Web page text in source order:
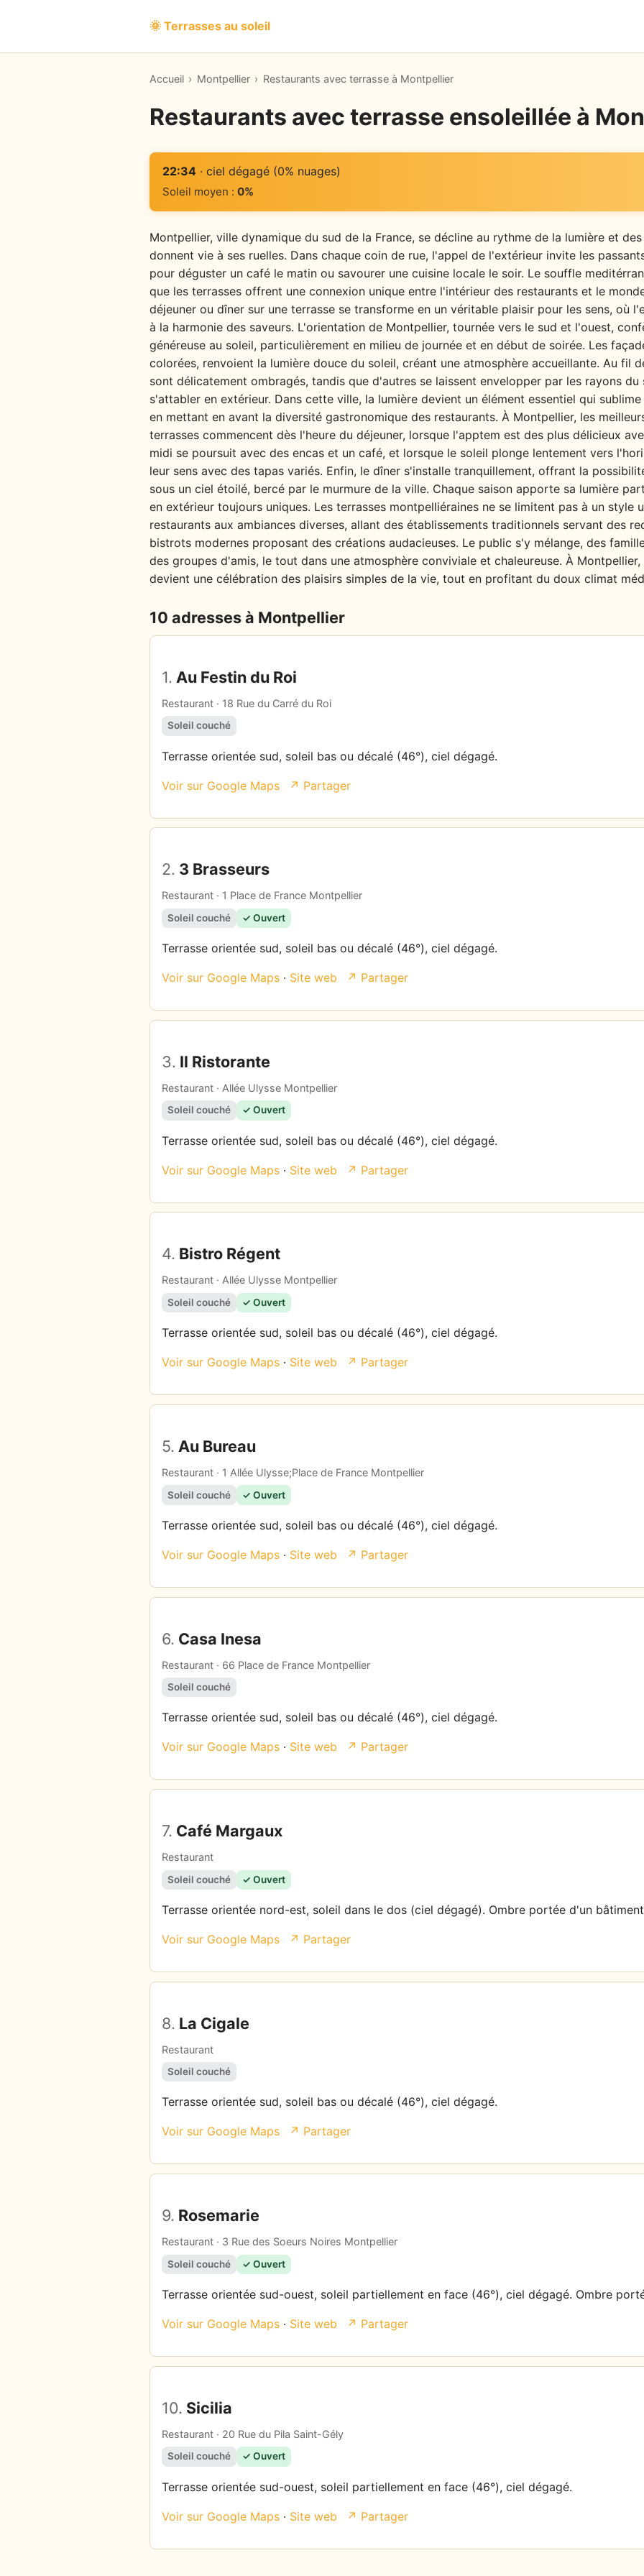
🌞 Terrasses au soleil
Accueil › Montpellier › Restaurants avec terrasse à Montpellier
Restaurants avec terrasse ensoleillée à
22:34· ciel dégagé (0% nuages)
Soleil moyen : 0%
Montpellier, ville dynamique du sud de la France, se décline au rythme de la lumière et
donnent vie à ses ruelles. Dans chaque coin de rue, l'appel de l'extérieur invite les
pour déguster un café le matin ou savourer une cuisine locale le soir. Le souffle
que les terrasses offrent une connexion unique entre l'intérieur des restaurants et le
déjeuner ou dîner sur une terrasse se transforme en un véritable plaisir pour les sens, où
à la harmonie des saveurs. L'orientation de Montpellier, tournée vers le sud et l'ouest,
généreuse au soleil, particulièrement en milieu de journée et en début de soirée. Les
colorées, renvoient la lumière douce du soleil, créant une atmosphère accueillante. Au fil
sont délicatement ombragés, tandis que d'autres se laissent envelopper par les rayons
s'attabler en extérieur. Dans cette ville, la lumière devient un élément essentiel qui
en mettant en avant la diversité gastronomique des restaurants. À Montpellier, les
terrasses commencent dès l'heure du déjeuner, lorsque l'apptem est des plus délicieux
midi se poursuit avec des encas et un café, et lorsque le soleil plonge lentement vers
leur sens avec des tapas variés. Enfin, le dîner s'installe tranquillement, offrant la
sous un ciel étoilé, bercé par le murmure de la ville. Chaque saison apporte sa lumière
en extérieur toujours uniques. Les terrasses montpelliéraines ne se limitent pas à un style
restaurants aux ambiances diverses, allant des établissements traditionnels servant des
bistrots modernes proposant des créations audacieuses. Le public s'y mélange, des
des groupes d'amis, le tout dans une atmosphère conviviale et chaleureuse. À
devient une célébration des plaisirs simples de la vie, tout en profitant du doux climat
10 adresses à Montpellier
1. Au Festin du Roi
Restaurant · 18 Rue du Carré du Roi
Soleil couché
Terrasse orientée sud, soleil bas ou décalé (46°), ciel dégagé.
Voir sur Google Maps ↗ Partager
2. 3 Brasseurs
Restaurant · 1 Place de France Montpellier
Soleil couché ✓ Ouvert
Terrasse orientée sud, soleil bas ou décalé (46°), ciel dégagé.
Voir sur Google Maps · Site web ↗ Partager
3. Il Ristorante
Restaurant · Allée Ulysse Montpellier
Soleil couché ✓ Ouvert
Terrasse orientée sud, soleil bas ou décalé (46°), ciel dégagé.
Voir sur Google Maps · Site web ↗ Partager
4. Bistro Régent
Restaurant · Allée Ulysse Montpellier
Soleil couché ✓ Ouvert
Terrasse orientée sud, soleil bas ou décalé (46°), ciel dégagé.
Voir sur Google Maps · Site web ↗ Partager
5. Au Bureau
Restaurant · 1 Allée Ulysse;Place de France Montpellier
Soleil couché ✓ Ouvert
Terrasse orientée sud, soleil bas ou décalé (46°), ciel dégagé.
Voir sur Google Maps · Site web ↗ Partager
6. Casa Inesa
Restaurant · 66 Place de France Montpellier
Soleil couché
Terrasse orientée sud, soleil bas ou décalé (46°), ciel dégagé.
Voir sur Google Maps · Site web ↗ Partager
7. Café Margaux
Restaurant
Soleil couché ✓ Ouvert
Terrasse orientée nord-est, soleil dans le dos (ciel dégagé). Ombre portée d'un
Voir sur Google Maps ↗ Partager
8. La Cigale
Restaurant
Soleil couché
Terrasse orientée sud, soleil bas ou décalé (46°), ciel dégagé.
Voir sur Google Maps ↗ Partager
9. Rosemarie
Restaurant · 3 Rue des Soeurs Noires Montpellier
Soleil couché ✓ Ouvert
Terrasse orientée sud-ouest, soleil partiellement en face (46°), ciel dégagé. Ombre
Voir sur Google Maps · Site web ↗ Partager
10. Sicilia
Restaurant · 20 Rue du Pila Saint-Gély
Soleil couché ✓ Ouvert
Terrasse orientée sud-ouest, soleil partiellement en face (46°), ciel dégagé.
Voir sur Google Maps · Site web ↗ Partager